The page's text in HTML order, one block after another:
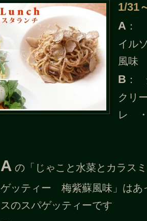
1/31
A ：
イル
風味
B ：
クリ
レ
A の「じゃこと水菜とカラス
ゲッティー 梅紫蘇風味」はあ
スのスパゲッティーです